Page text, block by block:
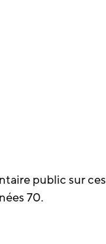
public sur
70.